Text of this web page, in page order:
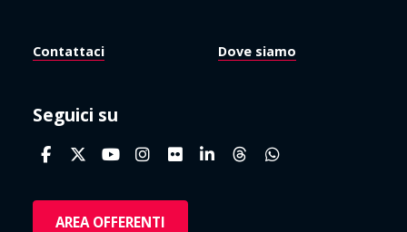
Contattaci Dove siamo
Seguici su
AREA OFFERENTI